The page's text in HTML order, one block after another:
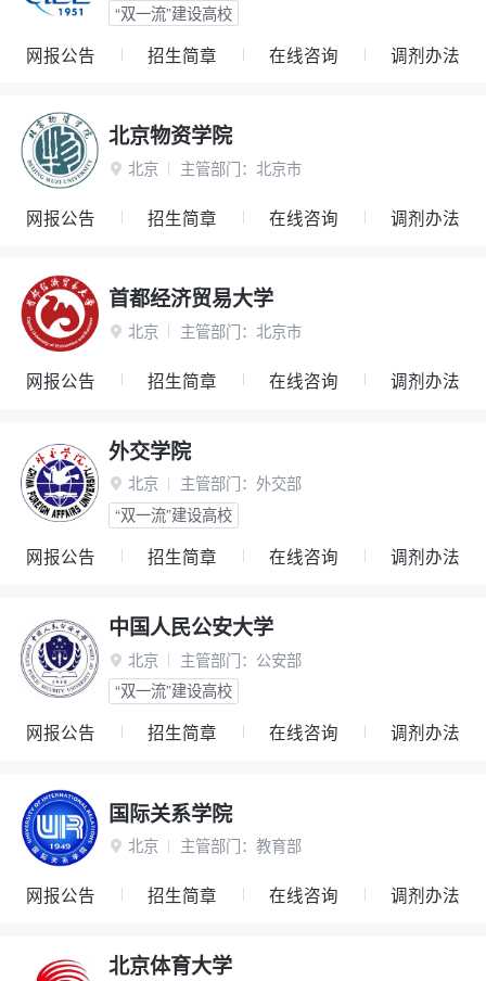
“双一流”建设高校
网报公告 招生简章 在线咨询 调剂办法
北京物资学院
 北京 主管部门： 北京市
网报公告 招生简章 在线咨询 调剂办法
首都经济贸易大学
 北京 主管部门： 北京市
网报公告 招生简章 在线咨询 调剂办法
外交学院
 北京 主管部门： 外交部
“双一流”建设高校
网报公告 招生简章 在线咨询 调剂办法
中国人民公安大学
 北京 主管部门： 公安部
“双一流”建设高校
网报公告 招生简章 在线咨询 调剂办法
国际关系学院
 北京 主管部门： 教育部
网报公告 招生简章 在线咨询 调剂办法
北京体育大学